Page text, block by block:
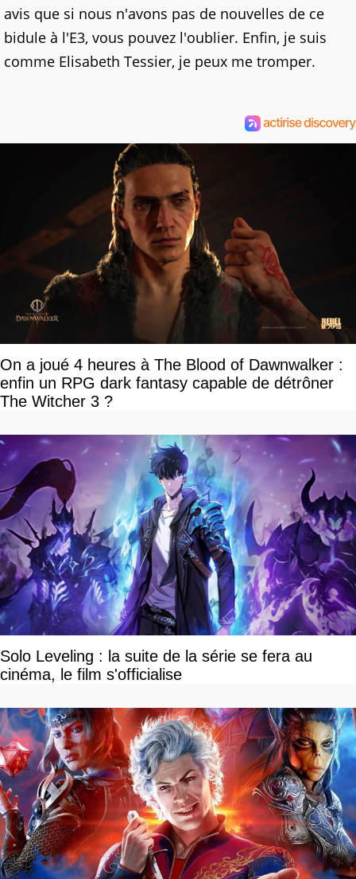
avis que si nous n'avons pas de nouvelles de ce
bidule à l'E3, vous pouvez l'oublier. Enfin, je suis
comme Elisabeth Tessier, je peux me tromper.
On a joué 4 heures à The Blood of Dawnwalker :
enfin un RPG dark fantasy capable de détrôner
The Witcher 3 ?
Solo Leveling : la suite de la série se fera au
cinéma, le film s'officialise